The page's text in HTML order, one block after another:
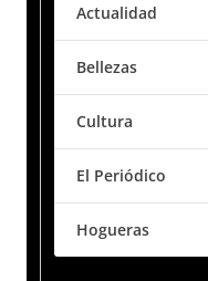
Actualidad
Bellezas
Cultura
El Periódico
Hogueras